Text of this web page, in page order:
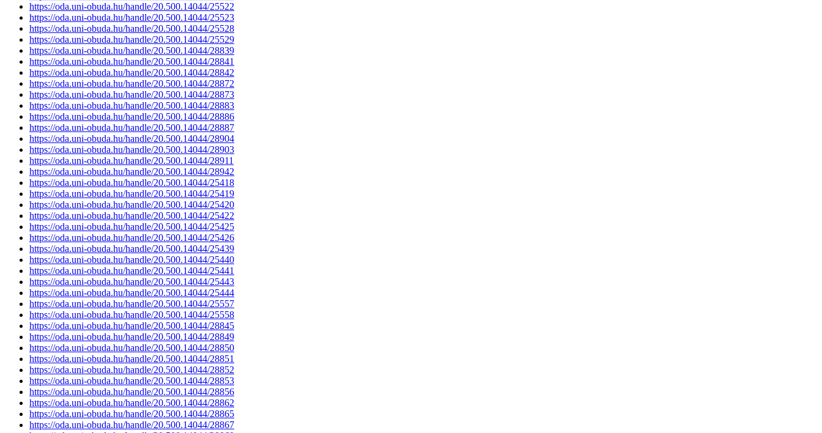
https://oda.uni-obuda.hu/handle/20.500.14044/25522
https://oda.uni-obuda.hu/handle/20.500.14044/25523
https://oda.uni-obuda.hu/handle/20.500.14044/25528
https://oda.uni-obuda.hu/handle/20.500.14044/25529
https://oda.uni-obuda.hu/handle/20.500.14044/28839
https://oda.uni-obuda.hu/handle/20.500.14044/28841
https://oda.uni-obuda.hu/handle/20.500.14044/28842
https://oda.uni-obuda.hu/handle/20.500.14044/28872
https://oda.uni-obuda.hu/handle/20.500.14044/28873
https://oda.uni-obuda.hu/handle/20.500.14044/28883
https://oda.uni-obuda.hu/handle/20.500.14044/28886
https://oda.uni-obuda.hu/handle/20.500.14044/28887
https://oda.uni-obuda.hu/handle/20.500.14044/28904
https://oda.uni-obuda.hu/handle/20.500.14044/28903
https://oda.uni-obuda.hu/handle/20.500.14044/28911
https://oda.uni-obuda.hu/handle/20.500.14044/28942
https://oda.uni-obuda.hu/handle/20.500.14044/25418
https://oda.uni-obuda.hu/handle/20.500.14044/25419
https://oda.uni-obuda.hu/handle/20.500.14044/25420
https://oda.uni-obuda.hu/handle/20.500.14044/25422
https://oda.uni-obuda.hu/handle/20.500.14044/25425
https://oda.uni-obuda.hu/handle/20.500.14044/25426
https://oda.uni-obuda.hu/handle/20.500.14044/25439
https://oda.uni-obuda.hu/handle/20.500.14044/25440
https://oda.uni-obuda.hu/handle/20.500.14044/25441
https://oda.uni-obuda.hu/handle/20.500.14044/25443
https://oda.uni-obuda.hu/handle/20.500.14044/25444
https://oda.uni-obuda.hu/handle/20.500.14044/25557
https://oda.uni-obuda.hu/handle/20.500.14044/25558
https://oda.uni-obuda.hu/handle/20.500.14044/28845
https://oda.uni-obuda.hu/handle/20.500.14044/28849
https://oda.uni-obuda.hu/handle/20.500.14044/28850
https://oda.uni-obuda.hu/handle/20.500.14044/28851
https://oda.uni-obuda.hu/handle/20.500.14044/28852
https://oda.uni-obuda.hu/handle/20.500.14044/28853
https://oda.uni-obuda.hu/handle/20.500.14044/28856
https://oda.uni-obuda.hu/handle/20.500.14044/28862
https://oda.uni-obuda.hu/handle/20.500.14044/28865
https://oda.uni-obuda.hu/handle/20.500.14044/28867